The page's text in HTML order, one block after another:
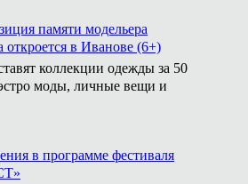
памяти модельера
откроется в Иванове (6+)
коллекции одежды за 50
моды, личные вещи и
в программе фестиваля